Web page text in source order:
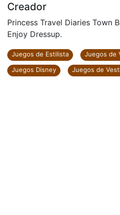
Creador
Princess Travel Diaries Town
Enjoy Dressup.
Juegos de Estilista
Juegos de
Juegos Disney
Juegos de